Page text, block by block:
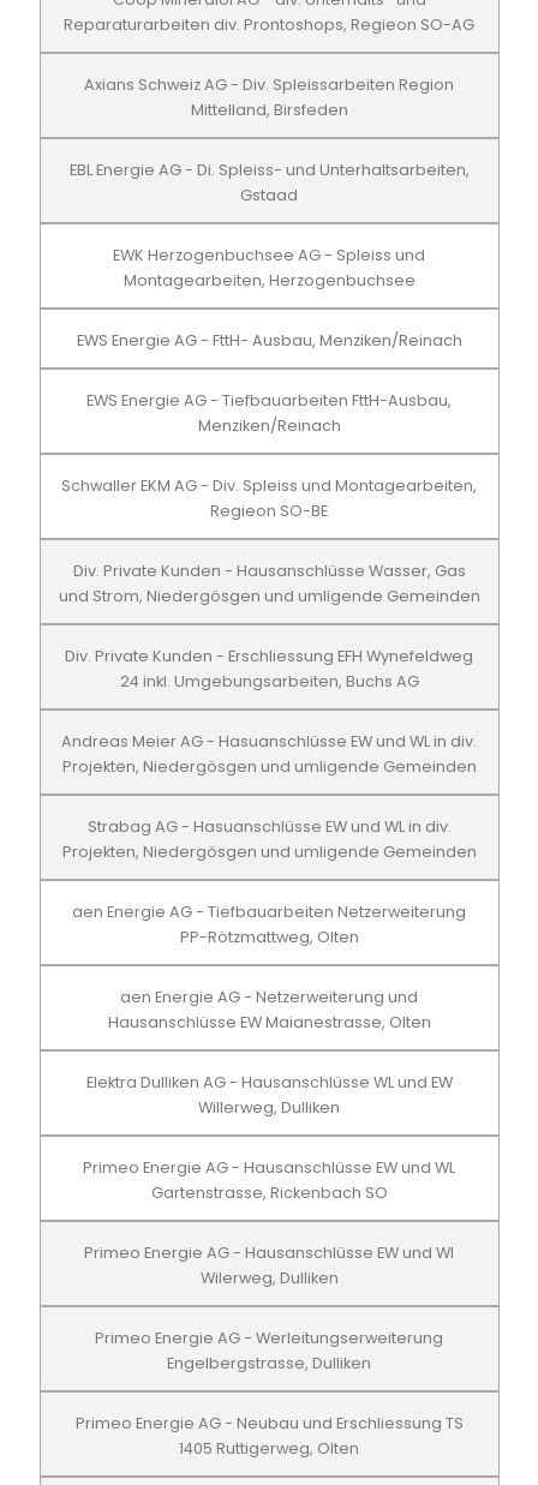
Reparaturarbeiten div. Prontoshops, Regieon SO-AG
Axians Schweiz AG - Div. Spleissarbeiten Region
Mittelland, Birsfeden
EBL Energie AG - Di. Spleiss- und Unterhaltsarbeiten,
Gstaad
EWK Herzogenbuchsee AG - Spleiss und
Montagearbeiten, Herzogenbuchsee
EWS Energie AG - FttH- Ausbau, Menziken/Reinach
EWS Energie AG - Tiefbauarbeiten FttH-Ausbau,
Menziken/Reinach
Schwaller EKM AG - Div. Spleiss und Montagearbeiten,
Regieon SO-BE
Div. Private Kunden - Hausanschlüsse Wasser, Gas
und Strom, Niedergösgen und umligende Gemeinden
Div. Private Kunden - Erschliessung EFH Wynefeldweg
24 inkl. Umgebungsarbeiten, Buchs AG
Andreas Meier AG - Hasuanschlüsse EW und WL in div.
Projekten, Niedergösgen und umligende Gemeinden
Strabag AG - Hasuanschlüsse EW und WL in div.
Projekten, Niedergösgen und umligende Gemeinden
aen Energie AG - Tiefbauarbeiten Netzerweiterung
PP-Rötzmattweg, Olten
aen Energie AG - Netzerweiterung und
Hausanschlüsse EW Maianestrasse, Olten
Elektra Dulliken AG - Hausanschlüsse WL und EW
Willerweg, Dulliken
Primeo Energie AG - Hausanschlüsse EW und WL
Gartenstrasse, Rickenbach SO
Primeo Energie AG - Hausanschlüsse EW und Wl
Wilerweg, Dulliken
Primeo Energie AG - Werleitungserweiterung
Engelbergstrasse, Dulliken
Primeo Energie AG - Neubau und Erschliessung TS
1405 Ruttigerweg, Olten